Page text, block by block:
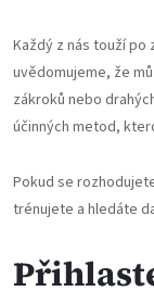
Každý z nás touží po
uvědomujeme, že
zákroků nebo
účinných metod,
Pokud se
trénujete a hledáte